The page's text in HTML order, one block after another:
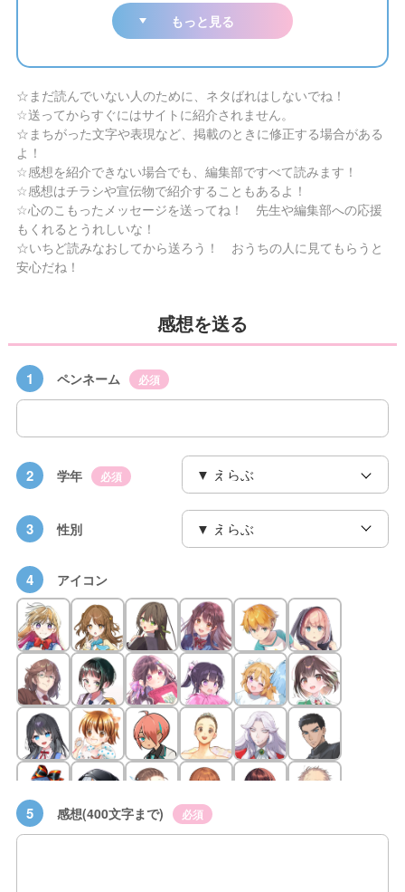
もっと見る
☆まだ読んでいない人のために、ネタばれはしないでね！
☆送ってからすぐにはサイトに紹介されません。
☆まちがった文字や表現など、掲載のときに修正する場合がある
よ！
☆感想を紹介できない場合でも、編集部ですべて読みます！
☆感想はチラシや宣伝物で紹介することもあるよ！
☆心のこもったメッセージを送ってね！ 先生や編集部への応援
もくれるとうれしいな！
☆いちど読みなおしてから送ろう！ おうちの人に見てもらうと
安心だね！
感想を送る
1 ペンネーム 必須
2 学年 必須
3 性別
4 アイコン
5 感想(400文字まで) 必須